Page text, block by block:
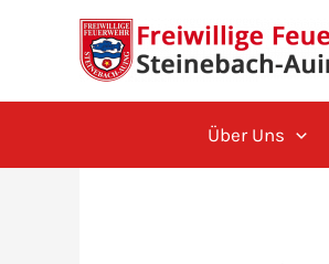
Über Uns